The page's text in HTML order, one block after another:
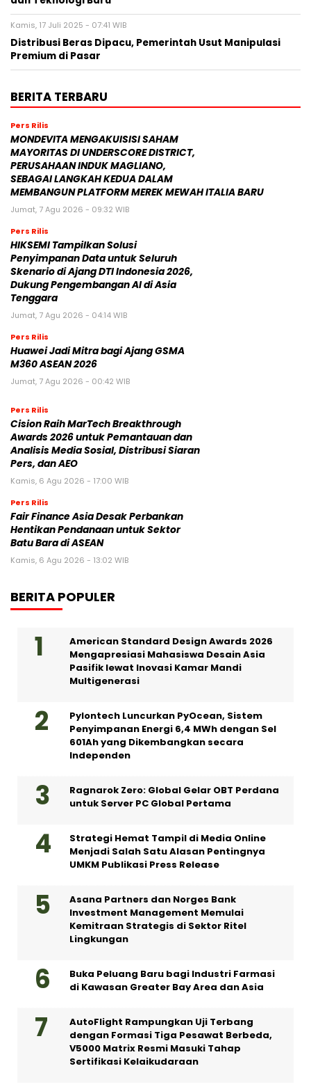
Kamis, 17 Juli 2025 - 07:41 WIB
Distribusi Beras Dipacu, Pemerintah Usut Manipulasi
Premium di Pasar
BERITA TERBARU
Pers Rilis
MONDEVITA MENGAKUISISI SAHAM
MAYORITAS DI UNDERSCORE DISTRICT,
PERUSAHAAN INDUK MAGLIANO,
SEBAGAI LANGKAH KEDUA DALAM
MEMBANGUN PLATFORM MEREK MEWAH ITALIA BARU
Jumat, 7 Agu 2026 - 09:32 WIB
Pers Rilis
HIKSEMI Tampilkan Solusi
Penyimpanan Data untuk Seluruh
Skenario di Ajang DTI Indonesia 2026,
Dukung Pengembangan AI di Asia
Tenggara
Jumat, 7 Agu 2026 - 04:14 WIB
Pers Rilis
Huawei Jadi Mitra bagi Ajang GSMA
M360 ASEAN 2026
Jumat, 7 Agu 2026 - 00:42 WIB
Pers Rilis
Cision Raih MarTech Breakthrough
Awards 2026 untuk Pemantauan dan
Analisis Media Sosial, Distribusi Siaran
Pers, dan AEO
Kamis, 6 Agu 2026 - 17:00 WIB
Pers Rilis
Fair Finance Asia Desak Perbankan
Hentikan Pendanaan untuk Sektor
Batu Bara di ASEAN
Kamis, 6 Agu 2026 - 13:02 WIB
BERITA POPULER
American Standard Design Awards 2026
Mengapresiasi Mahasiswa Desain Asia
Pasifik lewat Inovasi Kamar Mandi
Multigenerasi
Pylontech Luncurkan PyOcean, Sistem
Penyimpanan Energi 6,4 MWh dengan Sel
601Ah yang Dikembangkan secara
Independen
Ragnarok Zero: Global Gelar OBT Perdana
untuk Server PC Global Pertama
Strategi Hemat Tampil di Media Online
Menjadi Salah Satu Alasan Pentingnya
UMKM Publikasi Press Release
Asana Partners dan Norges Bank
Investment Management Memulai
Kemitraan Strategis di Sektor Ritel
Lingkungan
Buka Peluang Baru bagi Industri Farmasi
di Kawasan Greater Bay Area dan Asia
AutoFlight Rampungkan Uji Terbang
dengan Formasi Tiga Pesawat Berbeda,
V5000 Matrix Resmi Masuki Tahap
Sertifikasi Kelaikudaraan